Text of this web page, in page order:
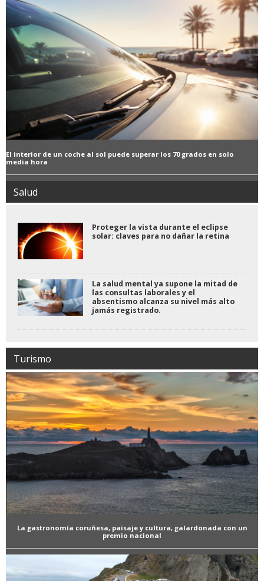
El interior de un coche al sol puede superar los 70 grados en solo
media hora
Salud
Proteger la vista durante el eclipse
solar: claves para no dañar la retina
La salud mental ya supone la mitad de
las consultas laborales y el
absentismo alcanza su nivel más alto
jamás registrado.
Turismo
La gastronomía coruñesa, paisaje y cultura, galardonada con un
premio nacional